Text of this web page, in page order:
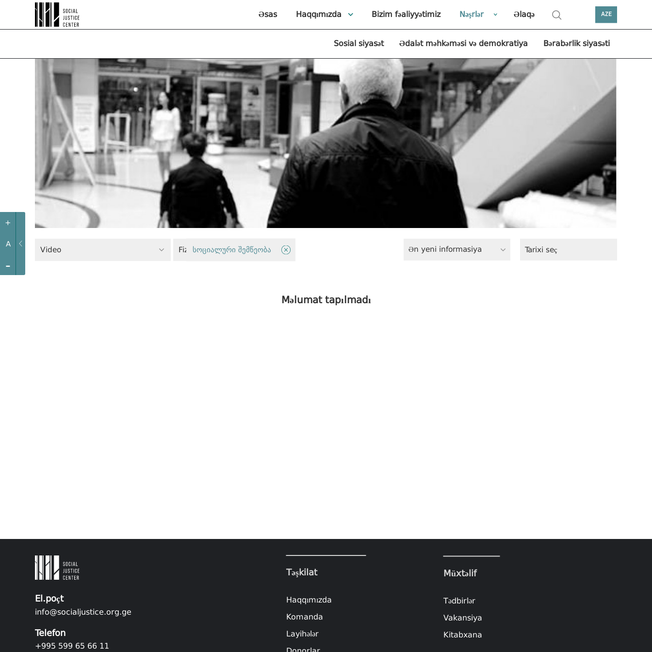
+
A
-
Əsas Haqqımızda Bizim fəaliyyətimiz Nəşrlər Əlaqə AZE
Sosial siyasət Ədalət məhkəməsi və demokratiya Bərabərlik siyasəti
Video Fiziki məhdudiyyətli şəxslərin hüquqları
სოციალური შემწეობა Ən yeni informasiya
Məlumat tapılmadı
El.poçt
info@socialjustice.org.ge
Telefon
+995 599 65 66 11
Təşkilat
Haqqımızda
Komanda
Layihələr
Müxtəlif
Tədbirlər
Vakansiya
Kitabxana